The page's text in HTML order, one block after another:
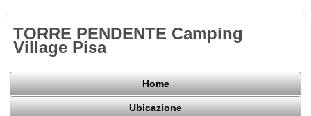
TORRE PENDENTE Camping
Village Pisa
Home
Ubicazione